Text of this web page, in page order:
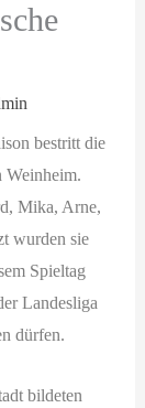
bestritt die
Weinheim.
Mika, Arne,
wurden sie
Spieltag
Landesliga
dürfen.
bildeten